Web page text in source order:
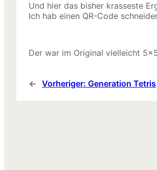
Und hier das bisher krasseste
Ich hab einen QR-Code
Der war im Original vielleicht
← Vorheriger: Generation Tetris